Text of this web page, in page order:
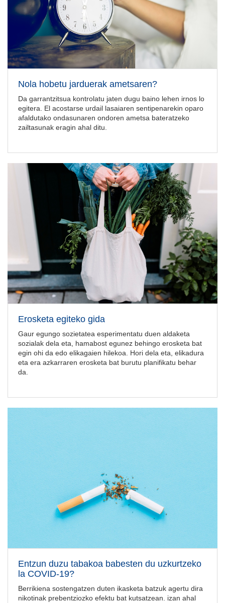
Nola hobetu jarduerak ametsaren?
Da garrantzitsua kontrolatu jaten dugu baino lehen irnos lo
egitera. El acostarse urdail lasaiaren sentipenarekin oparo
afaldutako ondasunaren ondoren ametsa bateratzeko
zailtasunak eragin ahal ditu.
Erosketa egiteko gida
Gaur egungo sozietatea esperimentatu duen aldaketa
sozialak dela eta, hamabost egunez behingo erosketa bat
egin ohi da edo elikagaien hilekoa. Hori dela eta, elikadura
eta era azkarraren erosketa bat burutu planifikatu behar
da.
Entzun duzu tabakoa babesten du uzkurtzeko
la COVID-19?
Berrikiena sostengatzen duten ikasketa batzuk agertu dira
nikotinak prebentziozko efektu bat kutsatzean. izan ahal